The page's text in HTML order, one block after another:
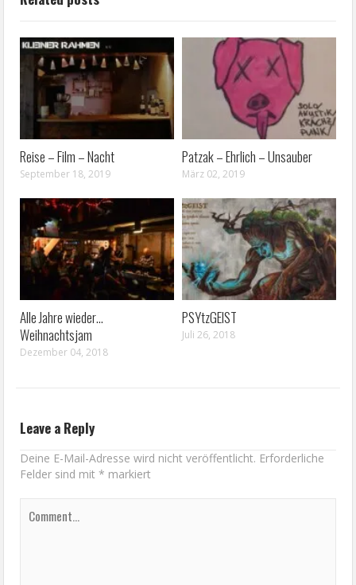
Reise – Film – Nacht
September 18, 2019
Patzak – Ehrlich – Unsauber
März 02, 2019
Alle Jahre wieder…
Weihnachtsjam
Dezember 04, 2018
PSYtzGEIST
Juli 26, 2018
Leave a Reply
Deine E-Mail-Adresse wird nicht veröffentlicht. Erforderliche
Felder sind mit* markiert